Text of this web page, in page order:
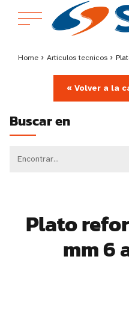
Home › Articulos tecnicos ›
« Volver a la
Buscar en
Plato
mm 6